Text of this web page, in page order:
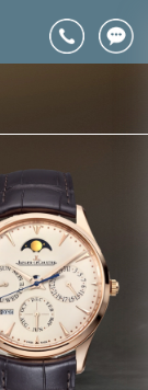
▲
▼
400-992-0312